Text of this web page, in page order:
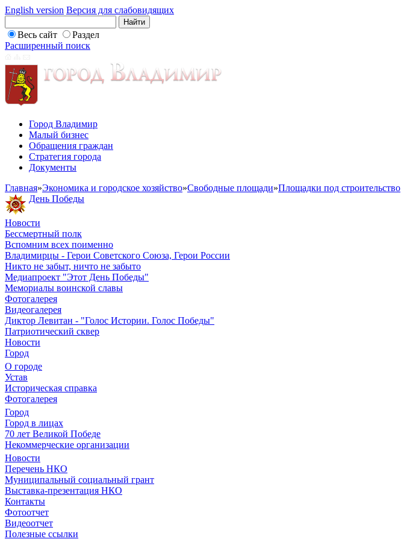
English version Версия для слабовидящих
Весь сайт
Раздел
Расширенный поиск
Город Владимир
Малый бизнес
Обращения граждан
Стратегия города
Документы
Главная»Экономика и городское хозяйство»Свободные площади»Площадки под строительство
День Победы
Новости
Бессмертный полк
Вспомним всех поименно
Владимирцы - Герои Советского Союза, Герои России
Никто не забыт, ничто не забыто
Медиапроект "Этот День Победы"
Мемориалы воинской славы
Фотогалерея
Видеогалерея
Диктор Левитан - "Голос Истории. Голос Победы"
Патриотический сквер
Новости
Город
О городе
Устав
Историческая справка
Фотогалерея
Город
Город в лицах
70 лет Великой Победе
Некоммерческие организации
Новости
Перечень НКО
Муниципальный социальный грант
Выставка-презентация НКО
Контакты
Фотоотчет
Видеоотчет
Полезные ссылки